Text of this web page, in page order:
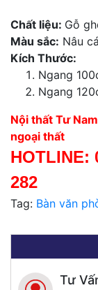
Chất liệu: Gỗ
Màu sắc: Nâu
Kích Thước:
Ngang
Ngang
Nội thất Tư
ngoại thất
HOTLINE:
282
Tag: Bàn văn
Tư